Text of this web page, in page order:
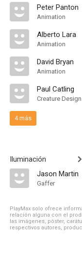
Peter Panton
Animation
Alberto Lara
Animation
David Bryan
Animation
Paul Catling
Creature Design
4 más
Iluminación
Jason Martin
Gaffer
PlayMax solo ofrece
relación alguna con el
las imágenes, póster,
respectivos autores,